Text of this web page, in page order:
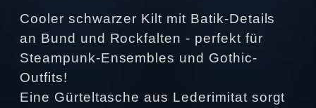
Cooler schwarzer Kilt mit Batik-Details
an Bund und Rockfalten - perfekt für
Steampunk-Ensembles und Gothic-
Outfits!
Eine Gürteltasche aus Lederimitat sorgt